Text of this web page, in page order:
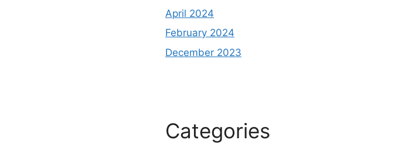
April 2024
February 2024
December 2023
Categories